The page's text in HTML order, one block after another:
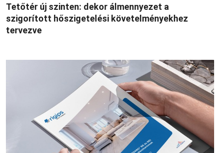
Tetőtér új szinten: dekor álmennyezet a
szigorított hőszigetelési követelményekhez
tervezve